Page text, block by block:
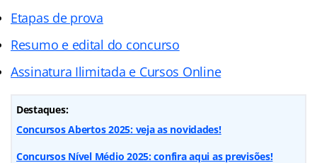
Etapas de prova
Resumo e edital do concurso
Assinatura Ilimitada e Cursos Online
Destaques:
Concursos Abertos 2025: veja as novidades!
Concursos Nível Médio 2025: confira aqui as previsões!